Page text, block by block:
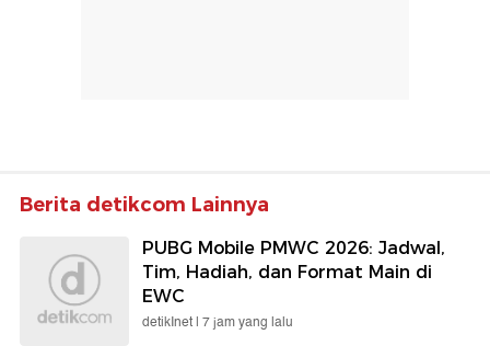
Berita detikcom Lainnya
PUBG Mobile PMWC 2026: Jadwal,
Tim, Hadiah, dan Format Main di
EWC
detikInet | 7 jam yang lalu